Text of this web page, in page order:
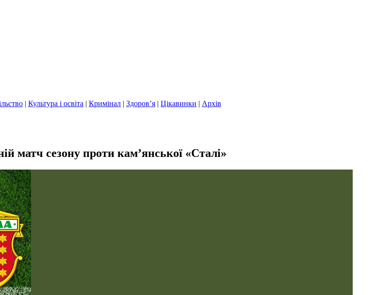
| Культура і освіта | Кримінал | Здоров’я | Цікавинки | Архів
матч сезону проти кам’янської «Сталі»